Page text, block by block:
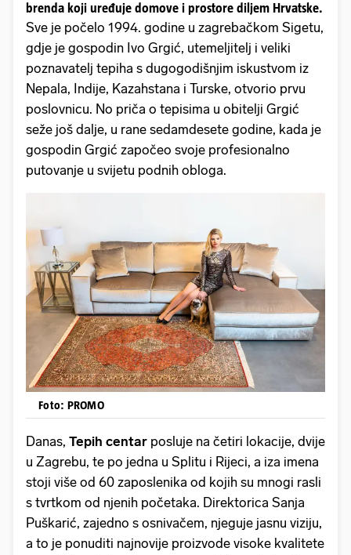
brenda koji uređuje domove i prostore diljem Hrvatske.
Sve je počelo 1994. godine u zagrebačkom Sigetu,
gdje je gospodin Ivo Grgić, utemeljitelj i veliki
poznavatelj tepiha s dugogodišnjim iskustvom iz
Nepala, Indije, Kazahstana i Turske, otvorio prvu
poslovnicu. No priča o tepisima u obitelji Grgić
seže još dalje, u rane sedamdesete godine, kada je
gospodin Grgić započeo svoje profesionalno
putovanje u svijetu podnih obloga.
Foto: PROMO
Danas, Tepih centar posluje na četiri lokacije, dvije
u Zagrebu, te po jedna u Splitu i Rijeci, a iza imena
stoji više od 60 zaposlenika od kojih su mnogi rasli
s tvrtkom od njenih početaka. Direktorica Sanja
Puškarić, zajedno s osnivačem, njeguje jasnu viziju,
a to je ponuditi najnovije proizvode visoke kvalitete